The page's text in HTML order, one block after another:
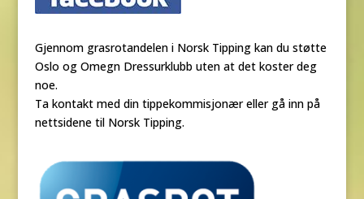
Gjennom grasrotandelen i Norsk Tipping kan du støtte
Oslo og Omegn Dressurklubb uten at det koster deg
noe.
Ta kontakt med din tippekommisjonær eller gå inn på
nettsidene til Norsk Tipping.